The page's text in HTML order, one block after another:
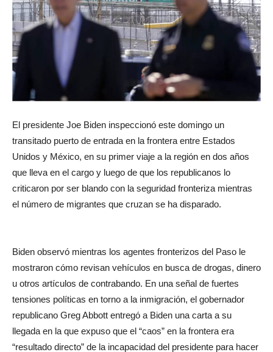
El presidente Joe Biden inspeccionó este domingo un
transitado puerto de entrada en la frontera entre Estados
Unidos y México, en su primer viaje a la región en dos años
que lleva en el cargo y luego de que los republicanos lo
criticaron por ser blando con la seguridad fronteriza mientras
el número de migrantes que cruzan se ha disparado.
Biden observó mientras los agentes fronterizos del Paso le
mostraron cómo revisan vehículos en busca de drogas, dinero
u otros artículos de contrabando. En una señal de fuertes
tensiones políticas en torno a la inmigración, el gobernador
republicano Greg Abbott entregó a Biden una carta a su
llegada en la que expuso que el “caos” en la frontera era
“resultado directo” de la incapacidad del presidente para hacer